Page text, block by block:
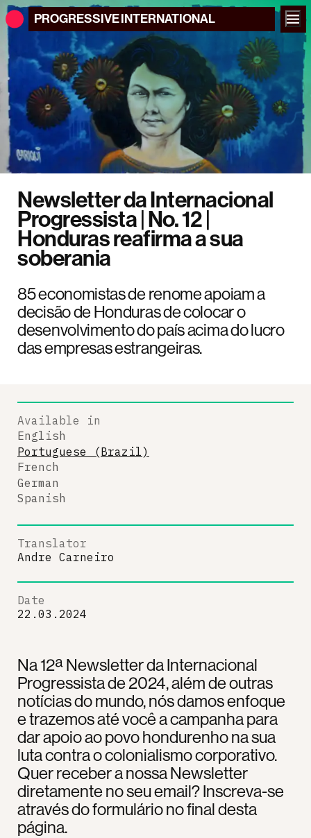
PROGRESSIVEINTERNATIONAL
Newsletter da Internacional
Progressista | No. 12 |
Honduras reafirma a sua
soberania
85 economistas de renome apoiam a
decisão de Honduras de colocar o
desenvolvimento do país acima do lucro
das empresas estrangeiras.
Na 12ª Newsletter da Internacional
Progressista de 2024, além de outras
notícias do mundo, nós damos enfoque
e trazemos até você a campanha para
dar apoio ao povo hondurenho na sua
luta contra o colonialismo corporativo.
Quer receber a nossa Newsletter
diretamente no seu email? Inscreva-se
através do formulário no final desta
página.
Available in
English
Portuguese (Brazil)
French
German
Spanish
Translator
Andre Carneiro
Date
22.03.2024